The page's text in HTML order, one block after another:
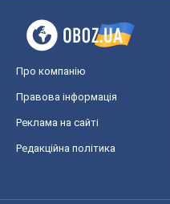
Про компанію
Правова інформація
Реклама на сайті
Редакційна політика